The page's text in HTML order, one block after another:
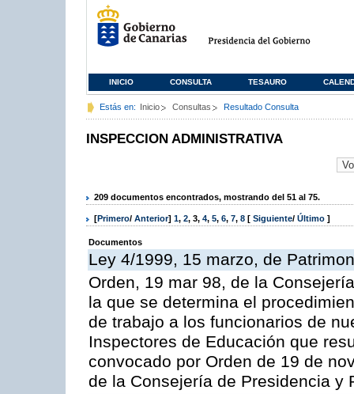
INICIO CONSULTA TESAURO
Estás en: Inicio Consultas Resultado Consulta
INSPECCION ADMINISTRATIVA
209 documentos encontrados, mostrando del 51 al 75.
[Primero/ Anterior] 1, 2, 3, 4, 5, 6, 7, 8 [ Siguiente/ Último ]
Documentos
Ley 4/1999, 15 marzo, de
Orden, 19 mar 98, de la
la que se determina el
de trabajo a los funcionarios de
Inspectores de Educación que
convocado por Orden de 19 de
de la Consejería de Presidencia y